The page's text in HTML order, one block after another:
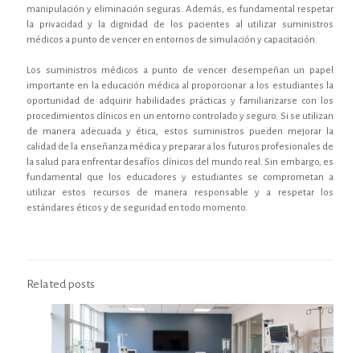
manipulación y eliminación seguras. Además, es fundamental respetar
la privacidad y la dignidad de los pacientes al utilizar suministros
médicos a punto de vencer en entornos de simulación y capacitación.
Los suministros médicos a punto de vencer desempeñan un papel
importante en la educación médica al proporcionar a los estudiantes la
oportunidad de adquirir habilidades prácticas y familiarizarse con los
procedimientos clínicos en un entorno controlado y seguro. Si se utilizan
de manera adecuada y ética, estos suministros pueden mejorar la
calidad de la enseñanza médica y preparar a los futuros profesionales de
la salud para enfrentar desafíos clínicos del mundo real. Sin embargo, es
fundamental que los educadores y estudiantes se comprometan a
utilizar estos recursos de manera responsable y a respetar los
estándares éticos y de seguridad en todo momento.
Related posts